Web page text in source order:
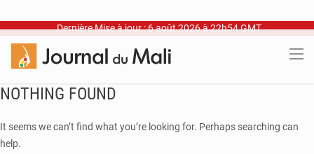
Dernière Mise à jour : 6 août 2026 à 22h54 GMT
NOTHING FOUND
It seems we can’t find what you’re looking for. Perhaps searching can
help.